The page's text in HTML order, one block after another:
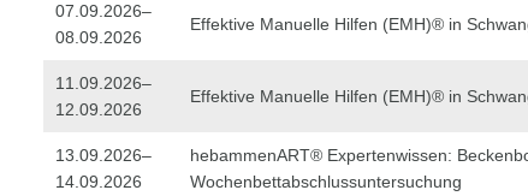
07.09.2026–
08.09.2026
Effektive Manuelle Hilfen (EMH)® in
11.09.2026–
12.09.2026
Effektive Manuelle Hilfen (EMH)® in
13.09.2026–
14.09.2026
hebammenART® Expertenwissen:
Wochenbettabschlussuntersuchung